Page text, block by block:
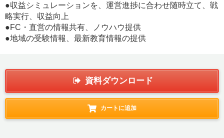
●収益シミュレーションを、運営進捗に合わせ随時立て、戦
略実行、収益向上
●FC・直営の情報共有、ノウハウ提供
●地域の受験情報、最新教育情報の提供
資料ダウンロード
カートに追加